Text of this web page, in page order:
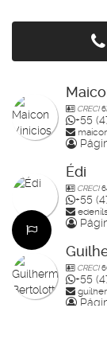
CRECI
+55
Édi
CRECI
+55
CRECI
+55